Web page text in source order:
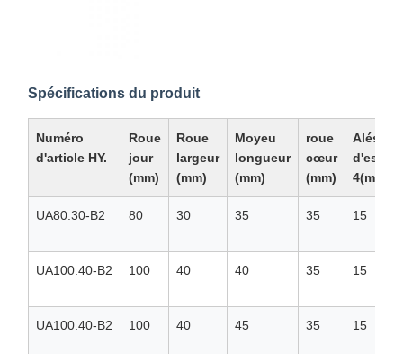
Spécifications du produit
Numéro
d'article HY.
Roue
jour
(mm)
Roue
largeur
(mm)
Moyeu
longueur
(mm)
roue
cœur
(mm)
Alésage
d'essieu
4(mm)
UA80.30-B2 80 30 35 35 15
UA100.40-B2 100 40 40 35 15
UA100.40-B2 100 40 45 35 15